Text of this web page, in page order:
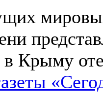
в Крыму